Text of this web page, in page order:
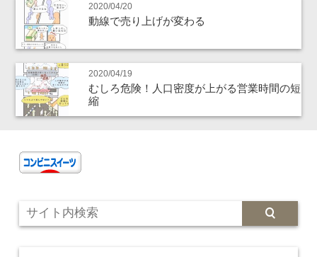
2020/04/20
動線で売り上げが変わる
2020/04/19
むしろ危険！人口密度が上がる営業時間の短
縮